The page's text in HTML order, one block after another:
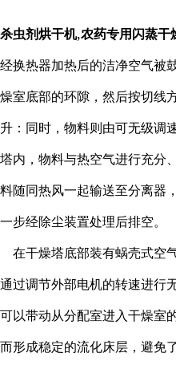
杀虫剂烘干机,农药专用闪蒸干
经换热器加热后的洁净空气被
燥室底部的环隙，然后按切线
升：同时，物料则由可无级调
塔内，物料与热空气进行充分
料随同热风一起输送至分离器
一步经除尘装置处理后排空。
在干燥塔底部装有蜗壳式空
通过调节外部电机的转速进行
可以带动从分配室进入干燥室
而形成稳定的流化床层，避免